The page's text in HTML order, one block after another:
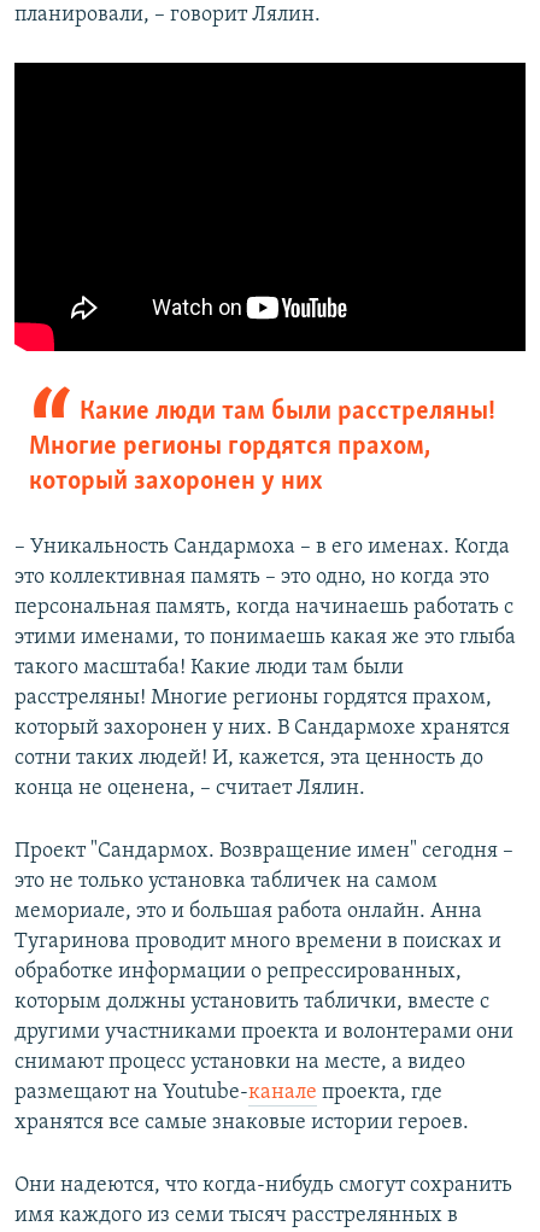
планировали, – говорит Лялин.
Какие люди там были расстреляны!
Многие регионы гордятся прахом,
который захоронен у них
– Уникальность Сандармоха – в его именах. Когда
это коллективная память – это одно, но когда это
персональная память, когда начинаешь работать с
этими именами, то понимаешь какая же это глыба
такого масштаба! Какие люди там были
расстреляны! Многие регионы гордятся прахом,
который захоронен у них. В Сандармохе хранятся
сотни таких людей! И, кажется, эта ценность до
конца не оценена, – считает Лялин.
Проект "Сандармох. Возвращение имен" сегодня –
это не только установка табличек на самом
мемориале, это и большая работа онлайн. Анна
Тугаринова проводит много времени в поисках и
обработке информации о репрессированных,
которым должны установить таблички, вместе с
другими участниками проекта и волонтерами они
снимают процесс установки на месте, а видео
размещают на Youtube-канале проекта, где
хранятся все самые знаковые истории героев.
Они надеются, что когда-нибудь смогут сохранить
имя каждого из семи тысяч расстрелянных в